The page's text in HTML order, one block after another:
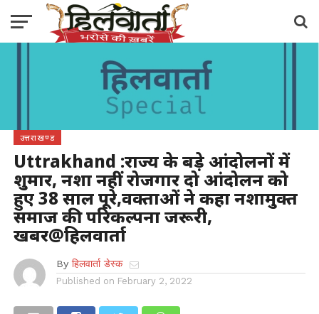
उत्तराखण्ड
Uttrakhand :राज्य के बड़े आंदोलनों में
शुमार, नशा नहीं रोजगार दो आंदोलन को
हुए 38 साल पूरे,वक्ताओं ने कहा नशामुक्त
समाज की परिकल्पना जरूरी,
खबर@हिलवार्ता
By हिलवार्ता डेस्क
Published on February 2, 2022